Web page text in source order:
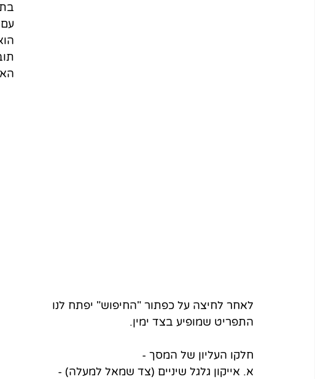
לאחר לחיצה על כפתור "החיפוש" יפתח לנו
התפריט שמופיע בצד ימין.
חלקו העליון של המסך -
א. אייקון גלגל שיניים (צד שמאל למעלה) -